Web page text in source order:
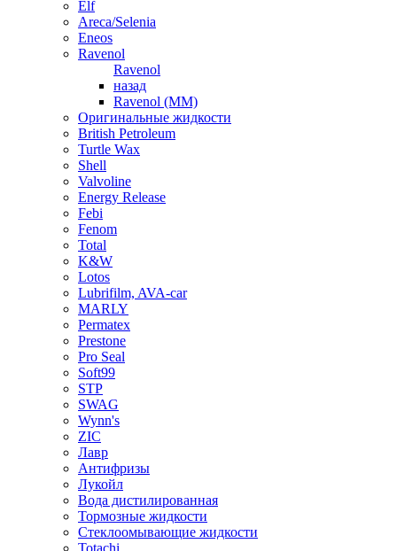
Elf
Areca/Selenia
Eneos
Ravenol
Ravenol
назад
Ravenol (ММ)
Оригинальные жидкости
British Petroleum
Turtle Wax
Shell
Valvoline
Energy Release
Febi
Fenom
Total
K&W
Lotos
Lubrifilm, AVA-car
MARLY
Permatex
Prestone
Pro Seal
Soft99
STP
SWAG
Wynn's
ZIC
Лавр
Антифризы
Лукойл
Вода дистилированная
Тормозные жидкости
Стеклоомывающие жидкости
Totachi